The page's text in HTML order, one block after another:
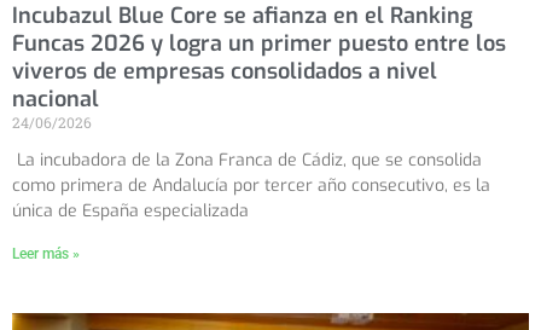
Incubazul Blue Core se afianza en el Ranking
Funcas 2026 y logra un primer puesto entre los
viveros de empresas consolidados a nivel
nacional
24/06/2026
La incubadora de la Zona Franca de Cádiz, que se consolida
como primera de Andalucía por tercer año consecutivo, es la
única de España especializada
Leer más »